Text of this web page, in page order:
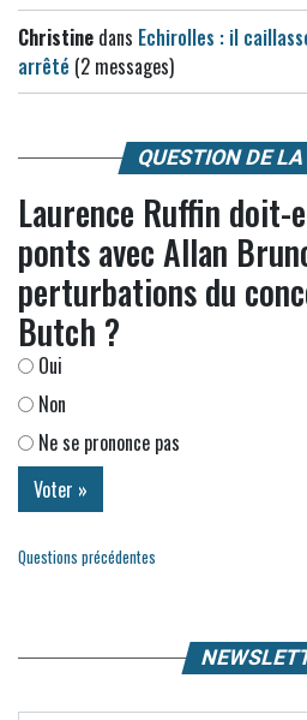
Christine dans Echirolles : il
arrêté (2 messages)
QUESTION DE
Laurence Ruffin doit-
ponts avec Allan
perturbations du
Butch ?
Oui
Non
Ne se prononce pas
Questions précédentes